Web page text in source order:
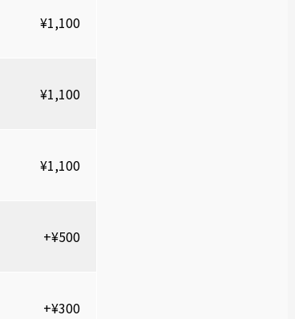
¥1,100
¥1,100
¥1,100
+¥500
+¥300